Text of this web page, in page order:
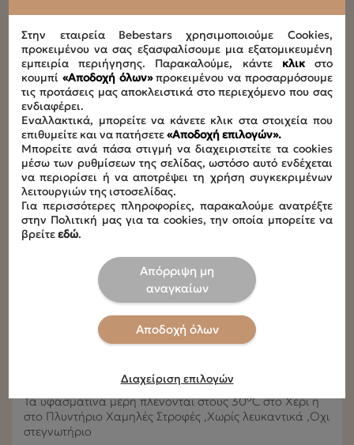
Μέγιστο ύψος παιδιού
40-150cm
Συνολικό φορτίο
14,8kg
Διαστάσεις καθίσματος με φορά πίσω
L67 x W45 x H60cm
Διαστάσεις καθίσματος με φορά εμπρός
L52 x W45 x H60cm
Ύψος από support leg
Ύψη προσκέφαλου
Οδηγίες πλυσίματος
Τα υφασμάτινα μέρη πλένονται στους 30°C στο Χέρι η
στο Πλυντήριο Χαμηλές Στροφές ,Xωρίς λευκαντικά ,Oχι
στεγνωτήριο
Στην εταιρεία Bebestars χρησιμοποιούμε Cookies,
προκειμένου να σας εξασφαλίσουμε μια εξατομικευμένη
εμπειρία περιήγησης. Παρακαλούμε, κάντε κλικ στο
κουμπί «Αποδοχή όλων»προκειμένου να προσαρμόσουμε
τις προτάσεις μας αποκλειστικά στο περιεχόμενο που σας
ενδιαφέρει.
Εναλλακτικά, μπορείτε να κάνετε κλικ στα στοιχεία που
επιθυμείτε και να πατήσετε«Αποδοχή επιλογών».
Μπορείτε ανά πάσα στιγμή να διαχειριστείτε τα cookies
μέσω των ρυθμίσεων της σελίδας, ωστόσο αυτό ενδέχεται
να περιορίσει ή να αποτρέψει τη χρήση συγκεκριμένων
λειτουργιών της ιστοσελίδας.
Για περισσότερες πληροφορίες, παρακαλούμε ανατρέξτε
στην Πολιτική μας για τα cookies, την οποία μπορείτε να
βρείτεεδώ.
Απόρριψη μη
αναγκαίων
Αποδοχή όλων
Διαχείριση επιλογών